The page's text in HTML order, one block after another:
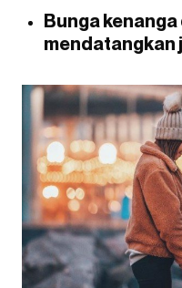
Bunga
mendatangkan